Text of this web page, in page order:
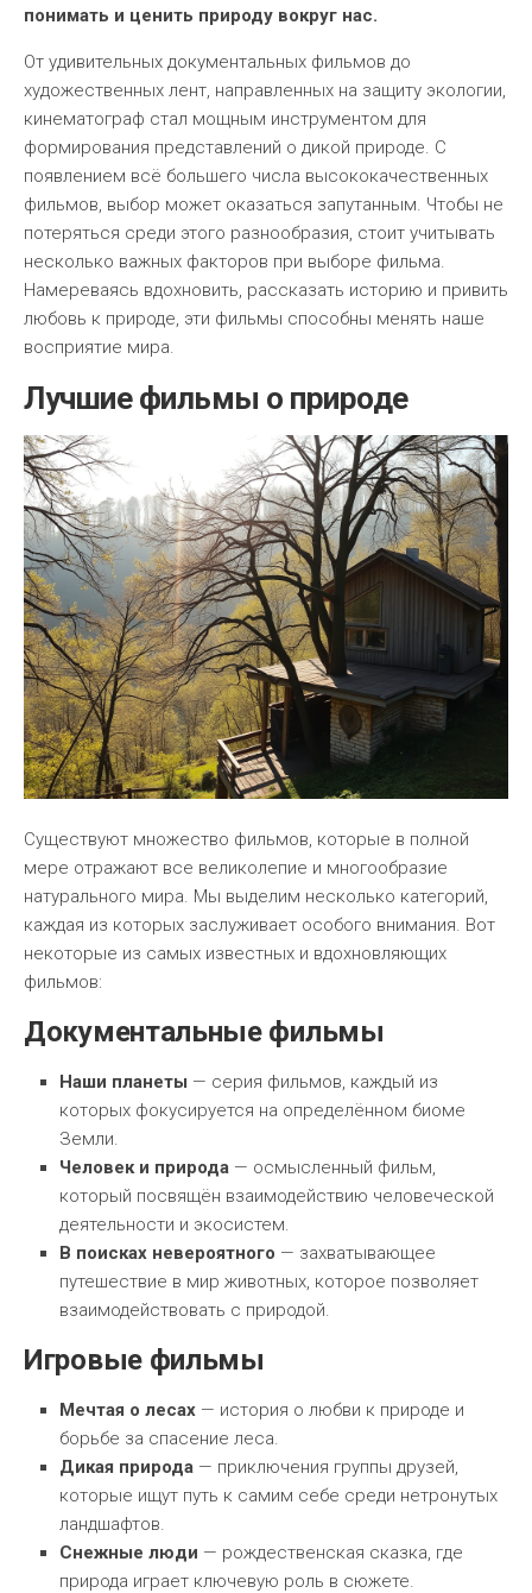
понимать и ценить природу вокруг нас.
От удивительных документальных фильмов до
художественных лент, направленных на защиту экологии,
кинематограф стал мощным инструментом для
формирования представлений о дикой природе. С
появлением всё большего числа высококачественных
фильмов, выбор может оказаться запутанным. Чтобы не
потеряться среди этого разнообразия, стоит учитывать
несколько важных факторов при выборе фильма.
Намереваясь вдохновить, рассказать историю и привить
любовь к природе, эти фильмы способны менять наше
восприятие мира.
Лучшие фильмы о природе
Существуют множество фильмов, которые в полной
мере отражают все великолепие и многообразие
натурального мира. Мы выделим несколько категорий,
каждая из которых заслуживает особого внимания. Вот
некоторые из самых известных и вдохновляющих
фильмов:
Документальные фильмы
Наши планеты — серия фильмов, каждый из
которых фокусируется на определённом биоме
Земли.
Человек и природа — осмысленный фильм,
который посвящён взаимодействию человеческой
деятельности и экосистем.
В поисках невероятного — захватывающее
путешествие в мир животных, которое позволяет
взаимодействовать с природой.
Игровые фильмы
Мечтая о лесах — история о любви к природе и
борьбе за спасение леса.
Дикая природа — приключения группы друзей,
которые ищут путь к самим себе среди нетронутых
ландшафтов.
Снежные люди — рождественская сказка, где
природа играет ключевую роль в сюжете.